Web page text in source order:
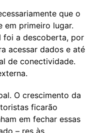
que o
em primeiro lugar.
foi a descoberta, por
acessar dados e até
de conectividade.
O crescimento da
ficarão
em fechar essas
– res às